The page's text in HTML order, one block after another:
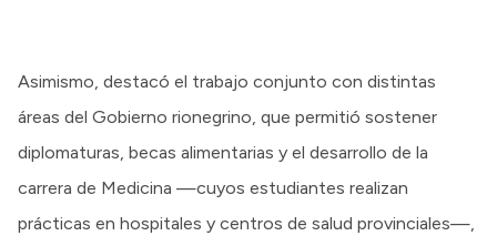
Asimismo, destacó el trabajo conjunto con distintas
áreas del Gobierno rionegrino, que permitió sostener
diplomaturas, becas alimentarias y el desarrollo de la
carrera de Medicina —cuyos estudiantes realizan
prácticas en hospitales y centros de salud provinciales—,